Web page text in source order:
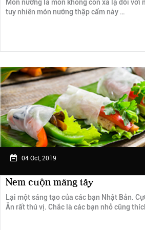
Món nướng là món không còn xa lạ đối với
tuy nhiên món nướng thập cẩm này …
04 Oct, 2019
Nem cuộn măng tây
Lại một sáng tạo của các bạn Nhật Bản.
Ăn rất thú vị. Chắc là các bạn nhỏ cũng